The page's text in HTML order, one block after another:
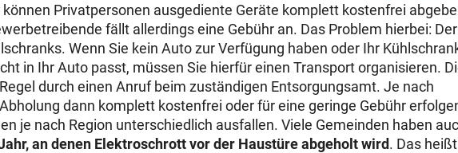
können Privatpersonen ausgediente Geräte komplett kostenfrei
fällt allerdings eine Gebühr an. Das Problem hierbei: Der
Wenn Sie kein Auto zur Verfügung haben oder Ihr
in Ihr Auto passt, müssen Sie hierfür einen Transport organisieren.
durch einen Anruf beim zuständigen Entsorgungsamt. Je nach
dann komplett kostenfrei oder für eine geringe Gebühr
je nach Region unterschiedlich ausfallen. Viele Gemeinden haben
an denen Elektroschrott vor der Haustüre abgeholt wird. Das